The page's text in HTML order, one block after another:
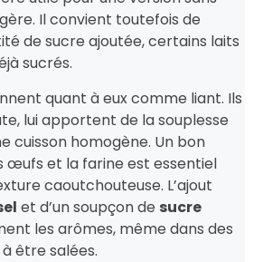
Il convient toutefois de
de sucre ajoutée, certains laits
sucrés.
quant à eux comme liant. Ils
lui apportent de la souplesse
cuisson homogène. Un bon
œufs et la farine est essentiel
caoutchouteuse. L’ajout
et d’un soupçon de sucre
les arômes, même dans des
être salées.